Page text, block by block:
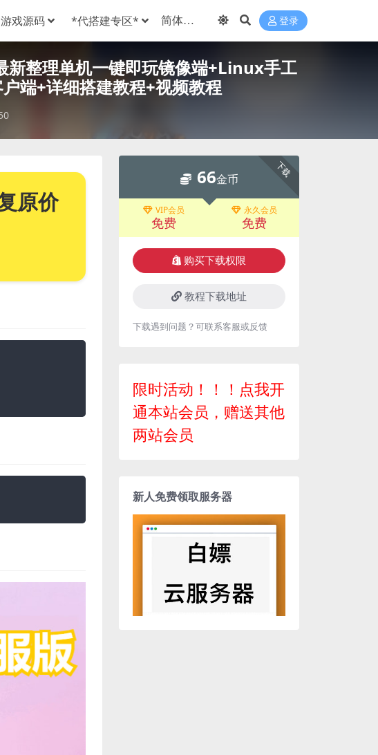
游戏源码 *代搭建专区* 登录
新整理单机一键即玩镜像端+Linux手工
端+详细搭建教程+视频教程
原价
下载
66金币
VIP会员
免费
永久会员
免费
购买下载权限
教程下载地址
下载遇到问题？可联系客服或反馈
限时活动！！！点我开
通本站会员，赠送其他
两站会员
新人免费领取服务器